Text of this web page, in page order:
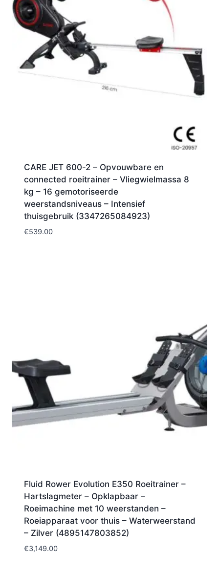
CARE JET 600-2 – Opvouwbare en
connected roeitrainer – Vliegwielmassa 8
kg – 16 gemotoriseerde
weerstandsniveaus – Intensief
thuisgebruik (3347265084923)
€539.00
Fluid Rower Evolution E350 Roeitrainer –
Hartslagmeter – Opklapbaar –
Roeimachine met 10 weerstanden –
Roeiapparaat voor thuis – Waterweerstand
– Zilver (4895147803852)
€3,149.00